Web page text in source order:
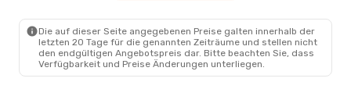
Die auf dieser Seite angegebenen Preise galten innerhalb der
letzten 20 Tage für die genannten Zeiträume und stellen nicht
den endgültigen Angebotspreis dar. Bitte beachten Sie, dass
Verfügbarkeit und Preise Änderungen unterliegen.